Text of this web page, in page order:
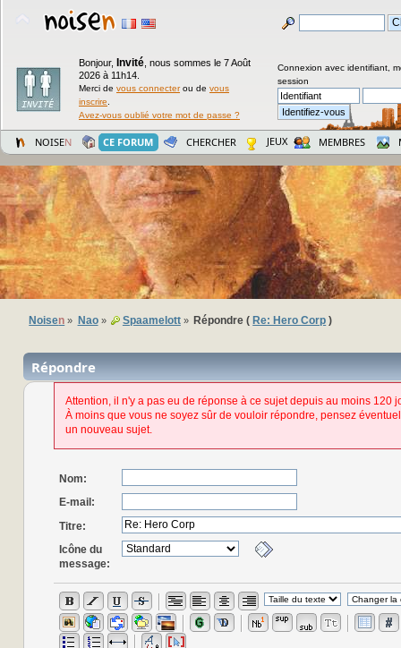
Bonjour, Invité nous sommes le 7 Août
2026 à 11h14.
Merci de vous connecterou de vous
inscrire
Avez-vous oublié votre mot de passe ?
Connexion avec identifiant,
session
NOISEN CE FORUM CHERCHER JEUX MEMBRES
Noisen » Nao» Spaamelott» Répondre ( Re: Hero Corp )
Répondre
Attention, il n'y a pas eu de réponse à ce sujet depuis au moins 120
À moins que vous ne soyez sûr de vouloir répondre, pensez
un nouveau sujet.
Nom:
E-mail:
Titre:
Icône du
message: